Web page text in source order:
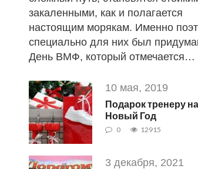
закаленными, как и полагается
настоящим морякам. Именно
специально для них был
День ВМФ, который отмечается…
10 мая, 2019
Подарок тренеру на
Новый Год
0 12915
3 декабря, 2021